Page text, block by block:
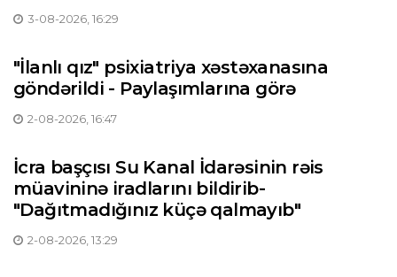
3-08-2026, 16:29
"İlanlı qız" psixiatriya xəstəxanasına
göndərildi - Paylaşımlarına görə
2-08-2026, 16:47
İcra başçısı Su Kanal İdarəsinin rəis
müavininə iradlarını bildirib-
"Dağıtmadığınız küçə qalmayıb"
2-08-2026, 13:29